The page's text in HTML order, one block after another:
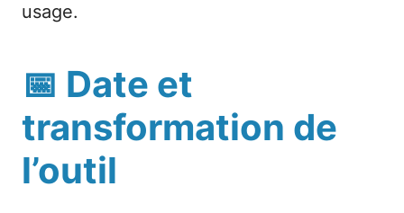
usage.
📅 Date et
transformation de
l’outil